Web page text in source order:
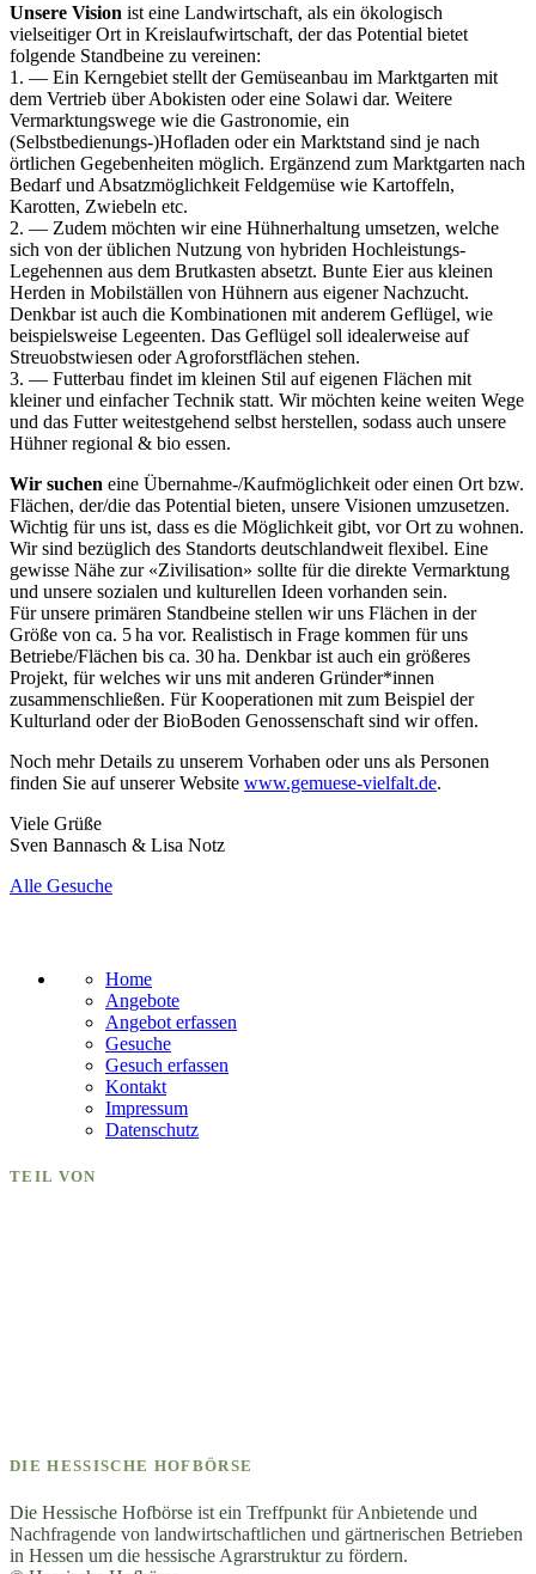
Unsere Vision ist eine Landwirtschaft, als ein ökologisch
vielseitiger Ort in Kreislaufwirtschaft, der das Potential bietet
folgende Standbeine zu vereinen:
1. ― Ein Kerngebiet stellt der Gemüseanbau im Marktgarten mit
dem Vertrieb über Abokisten oder eine Solawi dar. Weitere
Vermarktungswege wie die Gastronomie, ein
(Selbstbedienungs-)Hofladen oder ein Marktstand sind je nach
örtlichen Gegebenheiten möglich. Ergänzend zum Marktgarten nach
Bedarf und Absatzmöglichkeit Feldgemüse wie Kartoffeln,
Karotten, Zwiebeln etc.
2. ― Zudem möchten wir eine Hühnerhaltung umsetzen, welche
sich von der üblichen Nutzung von hybriden Hochleistungs-
Legehennen aus dem Brutkasten absetzt. Bunte Eier aus kleinen
Herden in Mobilställen von Hühnern aus eigener Nachzucht.
Denkbar ist auch die Kombinationen mit anderem Geflügel, wie
beispielsweise Legeenten. Das Geflügel soll idealerweise auf
Streuobstwiesen oder Agroforstflächen stehen.
3. ― Futterbau findet im kleinen Stil auf eigenen Flächen mit
kleiner und einfacher Technik statt. Wir möchten keine weiten Wege
und das Futter weitestgehend selbst herstellen, sodass auch unsere
Hühner regional & bio essen.
Wir suchen eine Übernahme-/Kaufmöglichkeit oder einen Ort bzw.
Flächen, der/die das Potential bieten, unsere Visionen umzusetzen.
Wichtig für uns ist, dass es die Möglichkeit gibt, vor Ort zu wohnen.
Wir sind bezüglich des Standorts deutschlandweit flexibel. Eine
gewisse Nähe zur «Zivilisation» sollte für die direkte Vermarktung
und unsere sozialen und kulturellen Ideen vorhanden sein.
Für unsere primären Standbeine stellen wir uns Flächen in der
Größe von ca. 5 ha vor. Realistisch in Frage kommen für uns
Betriebe/Flächen bis ca. 30 ha. Denkbar ist auch ein größeres
Projekt, für welches wir uns mit anderen Gründer*innen
zusammenschließen. Für Kooperationen mit zum Beispiel der
Kulturland oder der BioBoden Genossenschaft sind wir offen.
Noch mehr Details zu unserem Vorhaben oder uns als Personen
finden Sie auf unserer Website www.gemuese-vielfalt.de.
Viele Grüße
Sven Bannasch & Lisa Notz
Alle Gesuche
Home
Angebote
Angebot erfassen
Gesuche
Gesuch erfassen
Kontakt
Impressum
Datenschutz
TEIL VON
DIE HESSISCHE HOFBÖRSE
Die Hessische Hofbörse ist ein Treffpunkt für Anbietende und
Nachfragende von landwirtschaftlichen und gärtnerischen Betrieben
in Hessen um die hessische Agrarstruktur zu fördern.